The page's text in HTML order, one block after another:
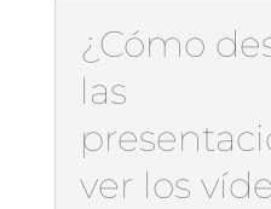
¿Cómo
las
ver los